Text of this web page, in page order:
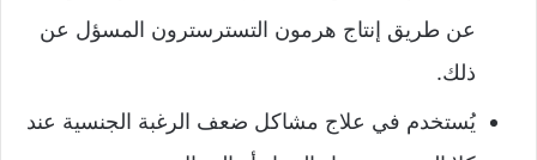
عن طريق إنتاج هرمون التسترسترون المسؤل عن
ذلك.
يُستخدم في علاج مشاكل ضعف الرغبة الجنسية عند